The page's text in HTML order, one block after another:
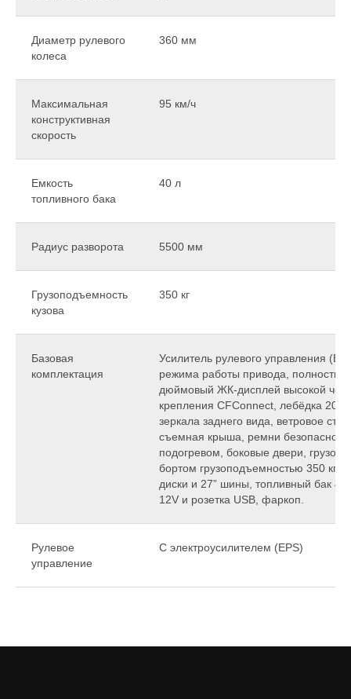
Диаметр рулевого
колеса
360 мм
Максимальная
конструктивная
скорость
95 км/ч
Емкость
топливного бака
40 л
Радиус разворота 5500 мм
Грузоподъемность
кузова
350 кг
Базовая
комплектация
Усилитель рулевого управления
режима работы привода,
дюймовый ЖК-дисплей высокой
крепления CFConnect, лебёдка
зеркала заднего вида, ветровое
съемная крыша, ремни
подогревом, боковые двери,
бортом грузоподъемностью 350 кг,
диски и 27” шины, топливный бак 40
12V и розетка USB, фаркоп.
Рулевое
управление
С электроусилителем (EPS)